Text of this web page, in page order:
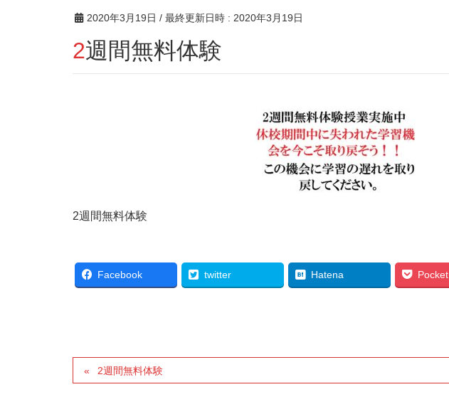
2020年3月19日 / 最終更新日時 : 2020年3月19日
2週間無料体験
2週間無料体験
Facebook twitter Hatena Pocket
2週間無料体験